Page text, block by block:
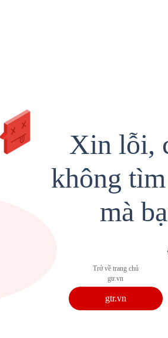
Xin lỗi,
không
mà
Trở về trang chủ
gtr.vn
gtr.vn